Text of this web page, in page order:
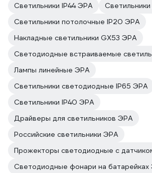
Светильники IP44 ЭРА
Светильники потолочные IP20 ЭРА
Накладные светильники GX53 ЭРА
Светодиодные встраиваемые
Лампы линейные ЭРА
Светильники светодиодные IP65 ЭРА
Светильники IP40 ЭРА
Драйверы для светильников ЭРА
Российские светильники ЭРА
Прожекторы светодиодные с
Светодиодные фонари на